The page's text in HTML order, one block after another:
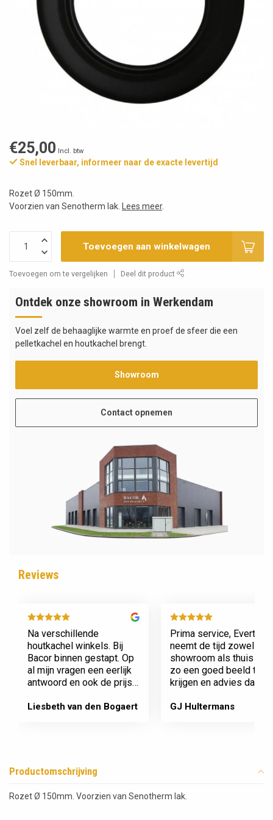
€25,00 Incl. btw
Snel leverbaar, informeer naar de exacte levertijd
Rozet Ø 150mm.
Voorzien van Senotherm lak.
Lees meer.
Toevoegen aan winkelwagen
Toevoegen om te vergelijken Deel dit product
Ontdek onze showroom in Werkendam
Voel zelf de behaaglijke warmte en proef de sfeer die een
pelletkachel en houtkachel brengt.
Showroom
Contact opnemen
Reviews
Na verschillende
houtkachel winkels. Bij
Bacor binnen gestapt. Op
al mijn vragen een eerlijk
antwoord en ook de prijs
Afspraak is afspraak geen
Liesbeth van den Bogaert
Prima service, Evert
neemt de tijd zowel in
showroom als thuis om
zo een goed beeld te
krijgen en advies daarop
nieuwe kachel. Komt
GJ Hultermans
Productomschrijving
Rozet Ø 150mm. Voorzien van Senotherm lak.